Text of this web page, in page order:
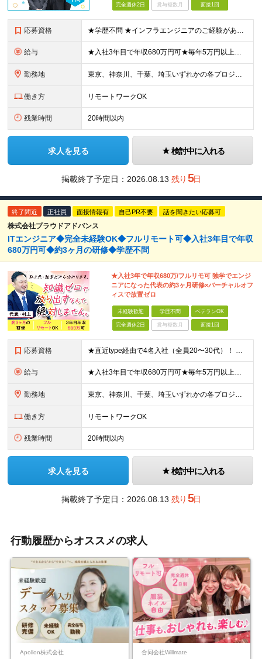
完全週休2日 賞与複数月 面接1回
応募資格 ★学歴不問 ★インフラエンジニアのご経験がある方 ★ブランクをお持ちの方もぜひご応募ください 【こんな方にピッタリです】 ■現場の第一線で活躍しながら、代表と一緒に「会社づくり」も楽しんでみたい方 ■堅苦しい管理職ではなく、プレイングマネージャーとして若手をサポートしたい方 ■リモートワーク（約6割）や残業月11時間など、無理のない環境で長くエンジニアを続けたい方
給与 ★入社3年目で年収680万円可★毎年5万円以上月給UP、20万円以上UPした事例あり（入社2年・月給38万円） 月給292,000円～683,000円 ▼目安・内訳 【経験者（1～5年）】月給292,000円～342,000円 ・基本給：210,000円 ・職務手当：28,000～52,000円 ・技術手当：14,000～26,000円 ・固定残業代：40,000～49,000円（20時間分） 【スペシャリスト（5年以上）】月給428,000円～683,000円 ・基本給：250,000～310,000円 ・職務手当：80,000～180,000円 ・技術手当：40,000～100,000円 ・固定残業代：58,000～93,000円（20時間分） ※職務手当/技術手当はスキル・経験を考慮のうえ、当社規定により決定します ※月給には固定残業代20時間分（40,000円～）を含む（20時間を超過した分の残業、休日労働、深夜労働については別途割増賃金を支給） ※試用期間3ヶ月あり。試用期間中の月給に差分はありませんが、案件アサインの有無によって給与が変わります。案件にアサインされていない期間は、職務手当・固定残業代以外を支給いたします。
勤務地 東京、神奈川、千葉、埼玉いずれかの各プロジェクト先 ※プロジェクト先によりリモート勤務の可能性があります。 【当社オフィス】 東京都千代田区麹町4-2-11 VORT 麹町大通り 4F (変更の範囲)上記を除く当社関連勤務地
働き方 リモートワークOK
残業時間 20時間以内
求人を見る 検討中に入れる
掲載終了予定日：2026.08.13残り 5日
終了間近 正社員 面接情報有 自己PR不要 話を聞きたい応募可
株式会社プラウドアドバンス
ITエンジニア◆完全未経験OK◆フルリモート可◆入社3年目で年収
680万円可◆約3ヶ月の研修◆学歴不問
★入社3年で年収680万/フルリモ可 独学でエンジ
ニアになった代表の約3ヶ月研修×バーチャルオフ
ィスで放置ゼロ
未経験歓迎 学歴不問 ベテランOK
完全週休2日 賞与複数月 面接1回
応募資格 ★直近type経由で4名入社（全員20〜30代）！ ★完全未経験・第二新卒・ブランクのある方も大歓迎 ★独学（1年程度）で勉強していた方も歓迎します ※学歴不問 【こんな方にピッタリです】 ・放置されない環境で、基礎からスキルを身につけたい方 ・上流工程にチャレンジしたい方 ・スピード感あるキャリアアップで、収入も上げたい方
給与 ★入社3年目で年収680万円可★毎年5万円以上月給UP、20万円以上UPした事例あり（入社2年・月給38万円） 月給243,000円～683,000円 ▼目安・内訳 月給243,000円～ ┗基本給：210,000円 ┗固定残業代：33,000円 ※経験をお持ちの方は月給292,000円～342,000円（固定残業代：40,000～49,000円）、経験5年以上の方は月給428,000円～683,000円（固定残業代：58,000～93,000円）を想定しています。 ※職務手当/技術手当はスキル・経験を考慮のうえ、当社規定により決定します ※月給には固定残業代20時間分（33,000円～）を含む（20時間を超過した分の残業、休日労働、深夜労働については別途割増賃金を支給） ※試用期間3ヶ月。試用期間中の月給に差分はありませんが、案件アサインの有無によって給与が変わります。案件にアサインされていない期間は、職務手当・固定残業代以外を支給します。
勤務地 東京、神奈川、千葉、埼玉いずれかの各プロジェクト先 ※プロジェクト先によりリモート勤務の可能性があります。 【当社オフィス】 東京都千代田区麹町4-2-11 VORT 麹町大通り 4F (変更の範囲)上記を除く当社関連勤務地
働き方 リモートワークOK
残業時間 20時間以内
求人を見る 検討中に入れる
掲載終了予定日：2026.08.13残り 5日
行動履歴からオススメの求人
Apollon株式会社 合同会社Willmate